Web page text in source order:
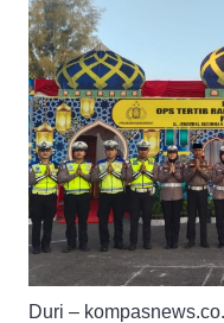
Duri –